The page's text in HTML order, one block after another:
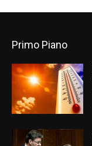
Primo Piano